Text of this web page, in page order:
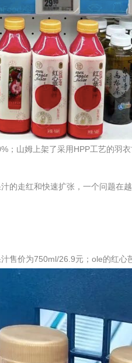
；山姆上架了采用HPP工艺的
的走红和快速扩张，一个问题在
售价为750ml/26.9元；ole的红